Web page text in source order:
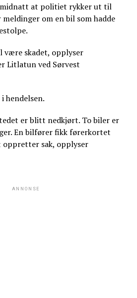
at politiet rykker ut til
om en bil som hadde
være skadet, opplyser
Litlatun ved Sørvest
hendelsen.
er blitt nedkjørt. To biler er
En bilfører fikk førerkortet
sak, opplyser
ANNONSE